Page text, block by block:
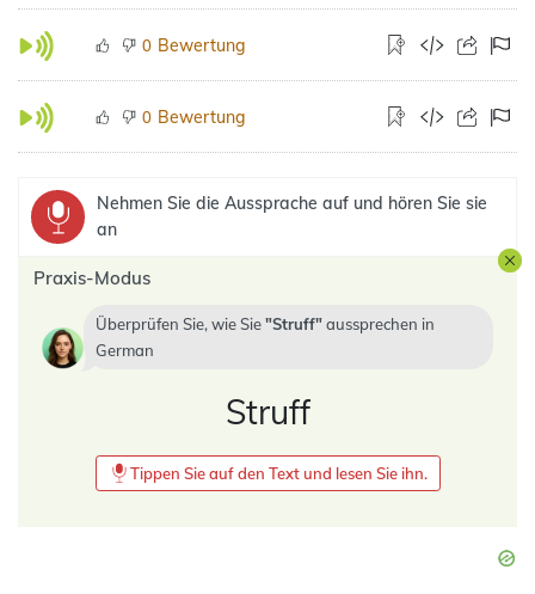
0 Bewertung
0 Bewertung
Nehmen Sie die Aussprache auf und hören Sie sie
an
Praxis-Modus
Überprüfen Sie, wie Sie Struff aussprechen in
German
Struff
Tippen Sie auf den Text und lesen Sie ihn.